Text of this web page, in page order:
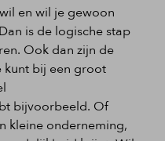
en wil je gewoon
is de logische stap
Ook dan zijn de
kunt bij een groot
bijvoorbeeld. Of
kleine onderneming,